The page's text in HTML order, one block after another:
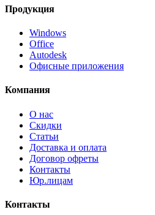
Продукция
Windows
Office
Autodesk
Офисные приложения
Компания
О нас
Скидки
Статьи
Доставка и оплата
Договор офреты
Контакты
Юр.лицам
Контакты